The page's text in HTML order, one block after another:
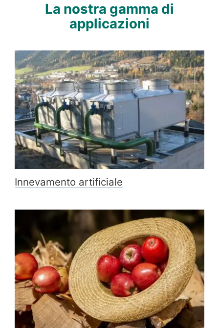
ARTICOLI TECNICI
EN FR DE PL
La nostra gamma di
applicazioni
Innevamento artificiale